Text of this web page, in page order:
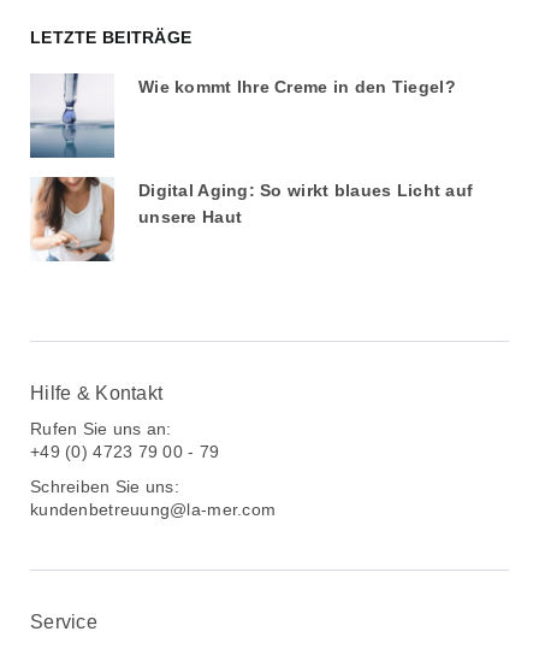
LETZTE BEITRÄGE
Wie kommt Ihre Creme in den Tiegel?
Digital Aging: So wirkt blaues Licht auf
unsere Haut
Hilfe & Kontakt
Rufen Sie uns an:
+49 (0) 4723 79 00 - 79
Schreiben Sie uns:
kundenbetreuung@la-mer.com
Service